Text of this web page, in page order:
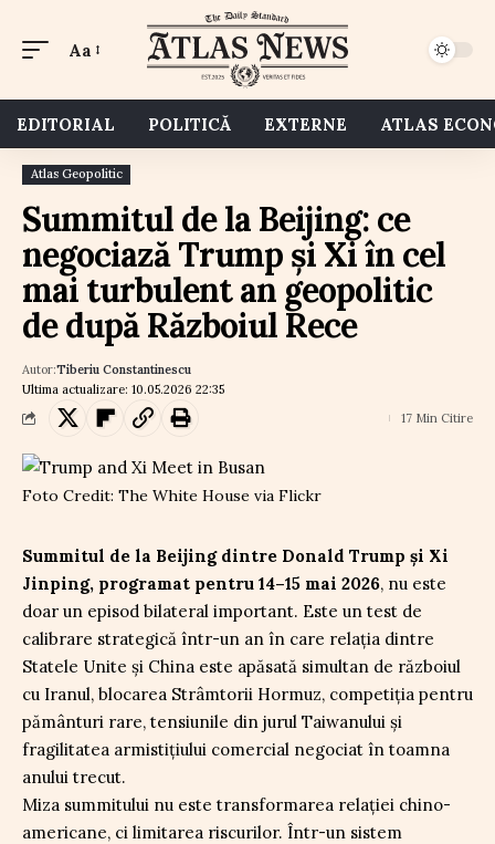
Aa
EDITORIAL POLITICĂ EXTERNE ATLAS
Atlas Geopolitic
Summitul de la Beijing: ce
negociază Trump și Xi în cel
mai turbulent an geopolitic
de după Războiul Rece
Ultima actualizare: 10.05.2026 22:35
Autor:Tiberiu Constantinescu
17 Min Citire
Foto Credit: The White House via Flickr
Summitul de la Beijing dintre Donald Trump și Xi
Jinping, programat pentru 14–15 mai 2026, nu este
doar un episod bilateral important. Este un test de
calibrare strategică într-un an în care relația dintre
Statele Unite și China este apăsată simultan de războiul
cu Iranul, blocarea Strâmtorii Hormuz, competiția pentru
pământuri rare, tensiunile din jurul Taiwanului și
fragilitatea armistițiului comercial negociat în toamna
anului trecut.
Miza summitului nu este transformarea relației chino-
americane, ci limitarea riscurilor. Într-un sistem